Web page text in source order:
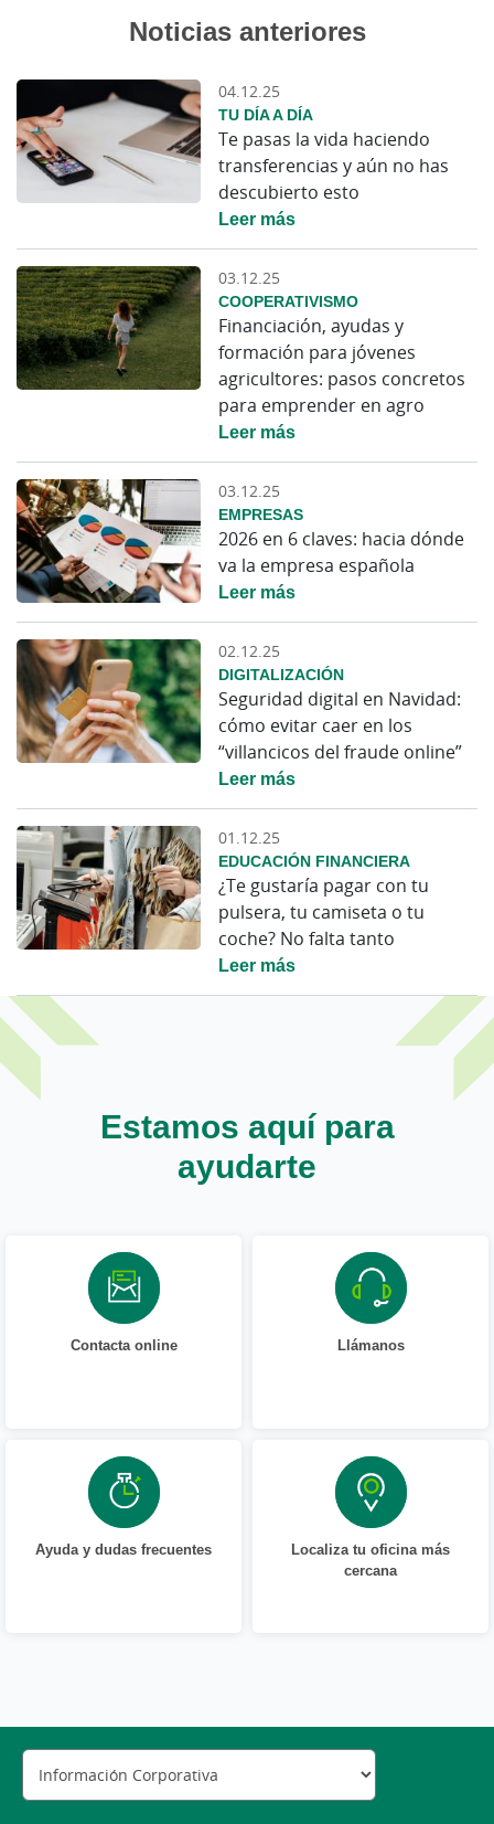
Noticias anteriores
04.12.25
TU DÍA A DÍA
Te pasas la vida haciendo
transferencias y aún no has
descubierto esto
Leer más
03.12.25
COOPERATIVISMO
Financiación, ayudas y
formación para jóvenes
agricultores: pasos concretos
para emprender en agro
Leer más
03.12.25
EMPRESAS
2026 en 6 claves: hacia dónde
va la empresa española
Leer más
02.12.25
DIGITALIZACIÓN
Seguridad digital en Navidad:
cómo evitar caer en los
“villancicos del fraude online”
Leer más
01.12.25
EDUCACIÓN FINANCIERA
¿Te gustaría pagar con tu
pulsera, tu camiseta o tu
coche? No falta tanto
Leer más
Estamos aquí para
ayudarte
Contacta online Llámanos
Ayuda y dudas frecuentes
Localiza tu oficina más
cercana